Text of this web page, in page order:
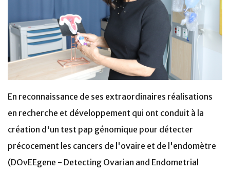
En reconnaissance de ses extraordinaires réalisations
en recherche et développement qui ont conduit à la
création d'un test pap génomique pour détecter
précocement les cancers de l'ovaire et de l'endomètre
(DOvEEgene - Detecting Ovarian and Endometrial